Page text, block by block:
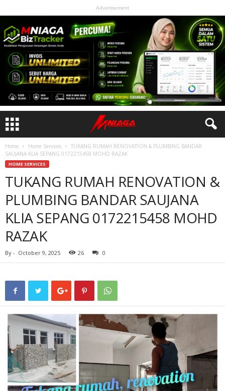
Advertisement
Home Home Services
TUKANG RUMAH RENOVATION & PLUMBING BANDAR
SAUJANA KLIA SEPANG 0172215458 MOHD RAZAK
HOME SERVICES
TUKANG RUMAH RENOVATION &
PLUMBING BANDAR SAUJANA
KLIA SEPANG 0172215458 MOHD
RAZAK
By - October 9, 2025 26 0